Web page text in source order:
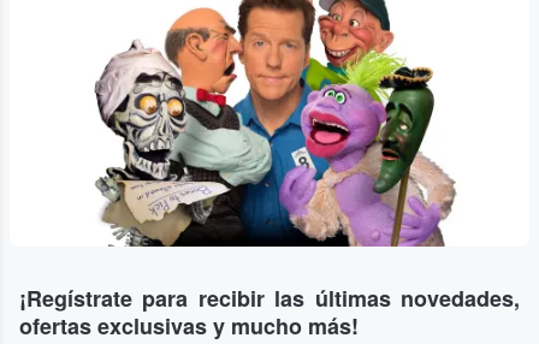
¡Regístrate para recibir las últimas novedades,
ofertas exclusivas y mucho más!